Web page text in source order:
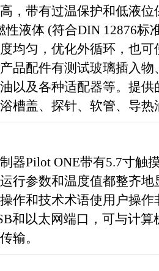
，带有过温保护和低液
性液体 (符合DIN 12876标
均匀，优化外循环，也
品配件有测试玻璃插入
以及各种适配器等。提
槽盖、探针、软管、导
器Pilot ONE带有5.7寸触
行参数和温度值都整齐
作和技术术语使用户操
和以太网端口，可与计
输。